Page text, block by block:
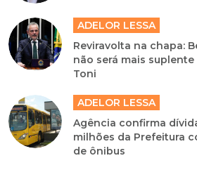
ADELOR LESSA
Reviravolta na chapa:
não será mais suplente
Toni
ADELOR LESSA
Agência confirma
milhões da Prefeitura
de ônibus